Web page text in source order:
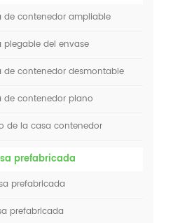
de contenedor ampliable
plegable del envase
de contenedor desmontable
de contenedor plano
de la casa contenedor
prefabricada
prefabricada
prefabricada